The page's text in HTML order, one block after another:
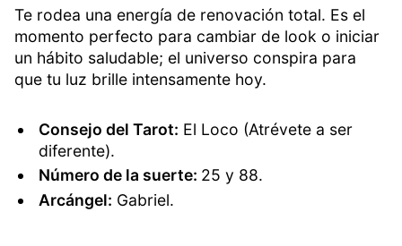
Te rodea una energía de renovación total. Es el
momento perfecto para cambiar de look o iniciar
un hábito saludable; el universo conspira para
que tu luz brille intensamente hoy.
Consejo del Tarot: El Loco (Atrévete a ser
diferente).
Número de la suerte: 25 y 88.
Arcángel: Gabriel.